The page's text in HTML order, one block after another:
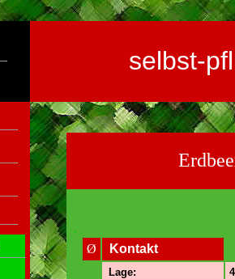
selbst-
.
Ø
Kontakt
Lage: